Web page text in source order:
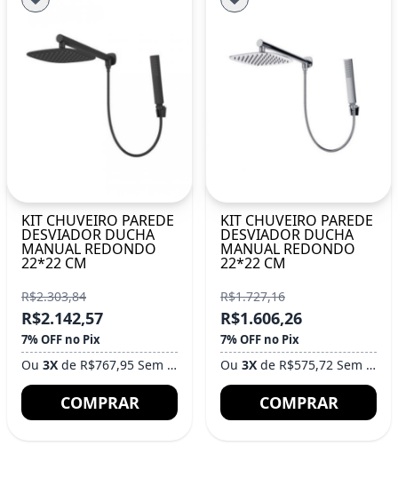
KIT CHUVEIRO PAREDE
DESVIADOR DUCHA
MANUAL REDONDO
22*22 CM
R$2.303,84
R$2.142,57
7% OFF no Pix
Ou 3X de R$767,95 Sem Juros
COMPRAR
KIT CHUVEIRO PAREDE
DESVIADOR DUCHA
MANUAL REDONDO
22*22 CM
R$1.727,16
R$1.606,26
7% OFF no Pix
Ou 3X de R$575,72 Sem Juros
COMPRAR